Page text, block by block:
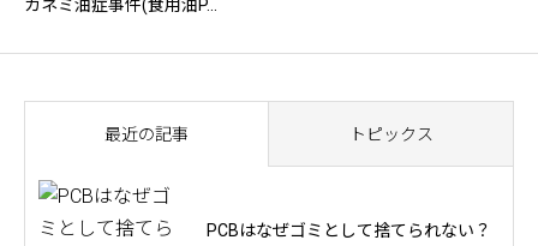
カネミ油症事件(食用油P...
最近の記事 トピックス
PCBはなぜゴミとして捨てられない？